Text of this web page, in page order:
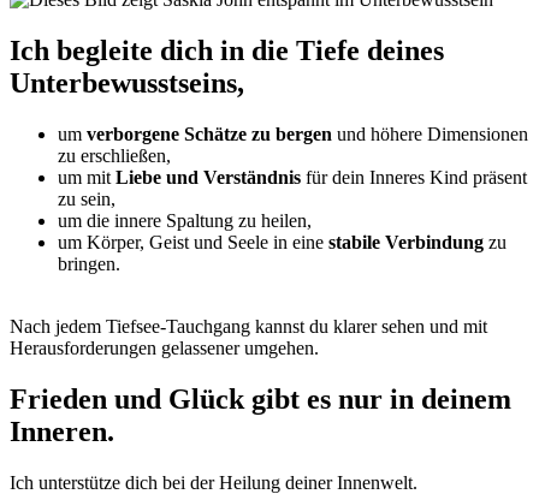
Ich begleite dich in die Tiefe deines
Unterbewusstseins,
um verborgene Schätze zu bergen und höhere Dimensionen
zu erschließen,
um mit Liebe und Verständnis für dein Inneres Kind präsent
zu sein,
um die innere Spaltung zu heilen,
um Körper, Geist und Seele in eine stabile Verbindung zu
bringen.
Nach jedem Tiefsee-Tauchgang kannst du klarer sehen und mit
Herausforderungen gelassener umgehen.
Frieden und Glück gibt es nur in deinem
Inneren.
Ich unterstütze dich bei der Heilung deiner Innenwelt.